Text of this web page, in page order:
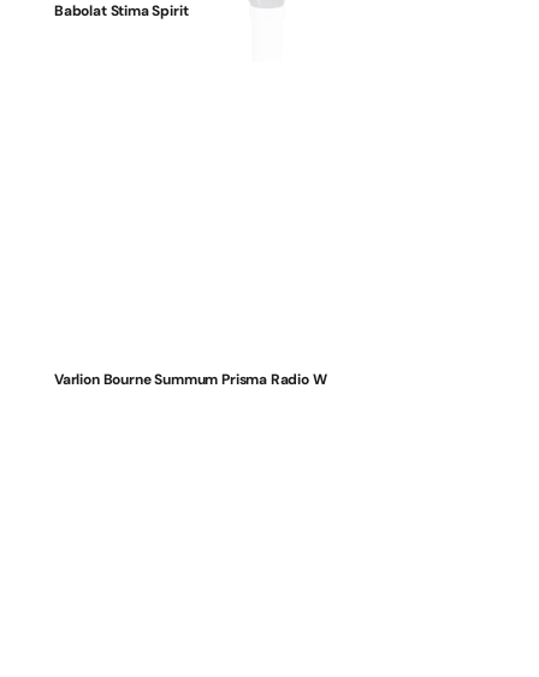
Babolat Stima Spirit
Varlion Bourne Summum Prisma Radio W